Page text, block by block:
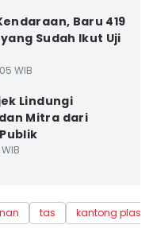
Baru 419
Sudah Ikut Uji
WIB
Lindungi
Mitra dari
WIB
tas
kantong plastik